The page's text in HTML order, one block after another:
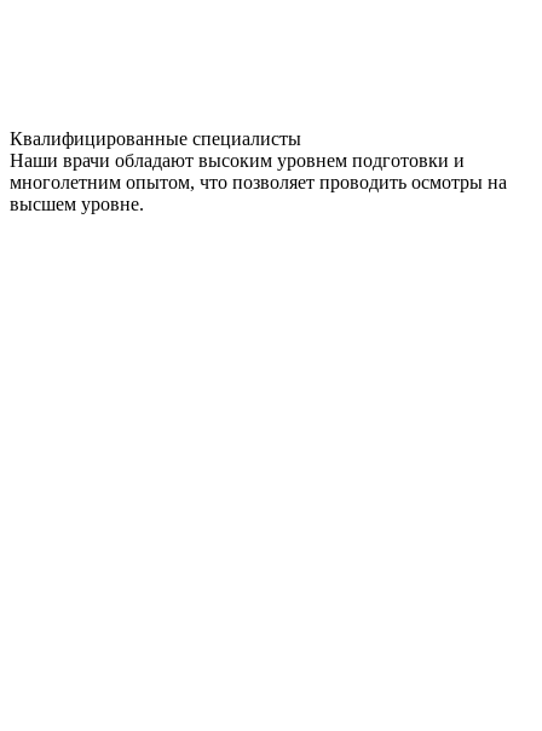
Квалифицированные специалисты
Наши врачи обладают высоким уровнем подготовки и
многолетним опытом, что позволяет проводить осмотры на
высшем уровне.